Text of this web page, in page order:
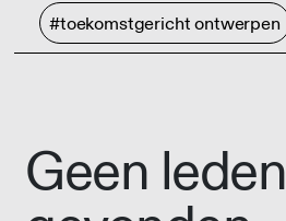
#toekomstgericht ontwerpen
Geen leden